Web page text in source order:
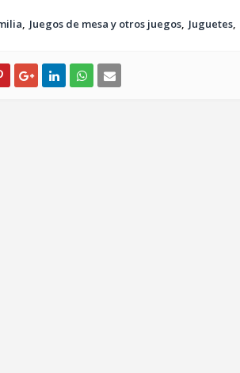
Juegos de mesa y otros juegos Juguetes